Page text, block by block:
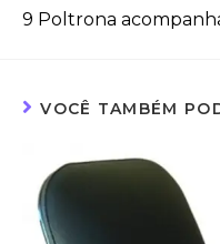
9 Poltrona
VOCÊ TAMBÉM